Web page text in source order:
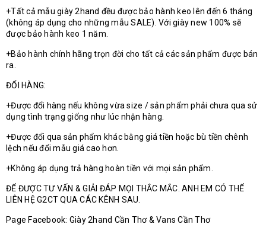
+Tất cả mẫu giày 2hand đều được bảo hành keo lên đến 6 tháng
(không áp dụng cho những mẫu SALE). Với giày new 100% sẽ
được bảo hành keo 1 năm.
+Bảo hành chính hãng trọn đời cho tất cả các sản phẩm được bán
ra.
ĐỔI HÀNG:
+Được đổi hàng nếu không vừa size / sản phẩm phải chưa qua sử
dụng tình trạng giống như lúc nhận hàng.
+Được đổi qua sản phẩm khác bằng giá tiền hoặc bù tiền chênh
lệch nếu đổi mẫu giá cao hơn.
+Không áp dụng trả hàng hoàn tiền với mọi sản phẩm.
ĐỂ ĐƯỢC TƯ VẤN & GIẢI ĐÁP MỌI THẮC MẮC. ANH EM CÓ THỂ
LIÊN HỆ G2CT QUA CÁC KÊNH SAU.
Page Facebook: Giày 2hand Cần Thơ & Vans Cần Thơ